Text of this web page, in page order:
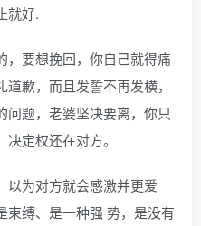
就好.
，要想挽回，你自己就得痛
歉，而且发誓不再发横，
问题，老婆坚决要离，你只
定权还在对方。
以为对方就会感激并更爱
束缚、是一种强 势，是没有